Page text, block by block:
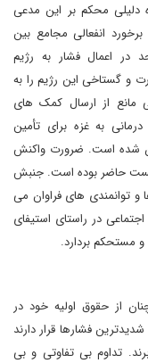
دلیلی محکم بر این مدعی
انفعالی مجامع بین
در اعمال فشار به رژیم
و گستاخی این رژیم را به
از ارسال کمک های
به غزه برای تأمین
شده است. ضرورت واکنش
حاضر بوده است. جنبش
و توانمندی های فراوان می
در راستای استیفای
مستحکم بردارد.
از حقوق اولیه خود در
فشارها قرار دارند
تداوم بی تفاوتی و بی